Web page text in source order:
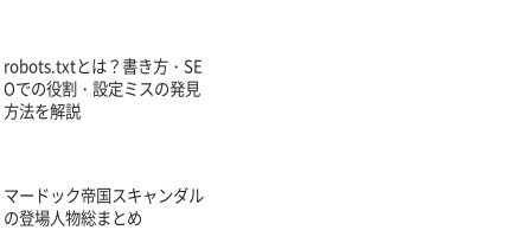
robots.txtとは？書き方・SE
Oでの役割・設定ミスの発見
方法を解説
マードック帝国スキャンダル
の登場人物総まとめ